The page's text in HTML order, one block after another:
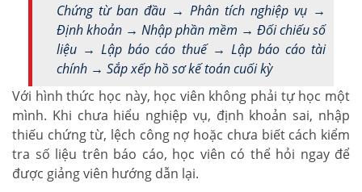
Chứng từ ban đầu → Phân tích nghiệp vụ →
Định khoản → Nhập phần mềm → Đối chiếu số
liệu → Lập báo cáo thuế → Lập báo cáo tài
chính → Sắp xếp hồ sơ kế toán cuối kỳ
Với hình thức học này, học viên không phải tự học một
mình. Khi chưa hiểu nghiệp vụ, định khoản sai, nhập
thiếu chứng từ, lệch công nợ hoặc chưa biết cách kiểm
tra số liệu trên báo cáo, học viên có thể hỏi ngay để
được giảng viên hướng dẫn lại.